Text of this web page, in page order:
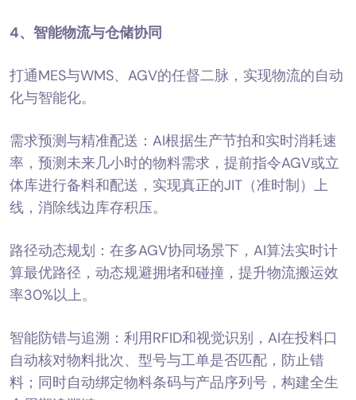
4、 智能物流与仓储协同
打通MES与WMS、AGV的任督二脉，实现物流的自动
化与智能化。
需求预测与精准配送：AI根据生产节拍和实时消耗速
率，预测未来几小时的物料需求，提前指令AGV或立
体库进行备料和配送，实现真正的JIT（准时制）上
线，消除线边库存积压。
路径动态规划：在多AGV协同场景下，AI算法实时计
算最优路径，动态规避拥堵和碰撞，提升物流搬运效
率30%以上。
智能防错与追溯：利用RFID和视觉识别，AI在投料口
自动核对物料批次、型号与工单是否匹配，防止错
料；同时自动绑定物料条码与产品序列号，构建全生